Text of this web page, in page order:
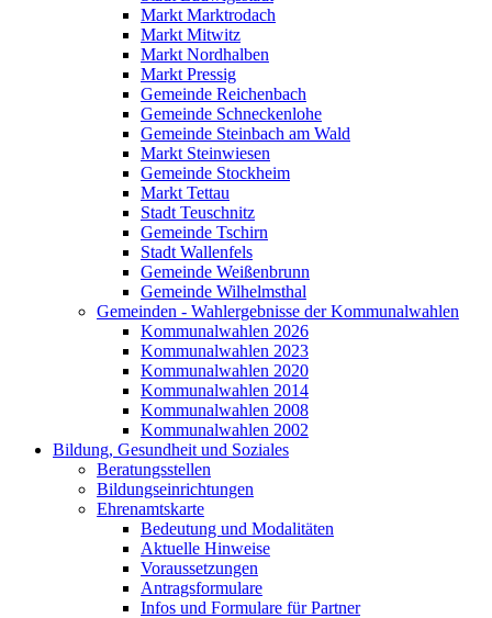
Markt Marktrodach
Markt Mitwitz
Markt Nordhalben
Markt Pressig
Gemeinde Reichenbach
Gemeinde Schneckenlohe
Gemeinde Steinbach am Wald
Markt Steinwiesen
Gemeinde Stockheim
Markt Tettau
Stadt Teuschnitz
Gemeinde Tschirn
Stadt Wallenfels
Gemeinde Weißenbrunn
Gemeinde Wilhelmsthal
Gemeinden - Wahlergebnisse der Kommunalwahlen
Kommunalwahlen 2026
Kommunalwahlen 2023
Kommunalwahlen 2020
Kommunalwahlen 2014
Kommunalwahlen 2008
Kommunalwahlen 2002
Bildung, Gesundheit und Soziales
Beratungsstellen
Bildungseinrichtungen
Ehrenamtskarte
Bedeutung und Modalitäten
Aktuelle Hinweise
Voraussetzungen
Antragsformulare
Infos und Formulare für Partner